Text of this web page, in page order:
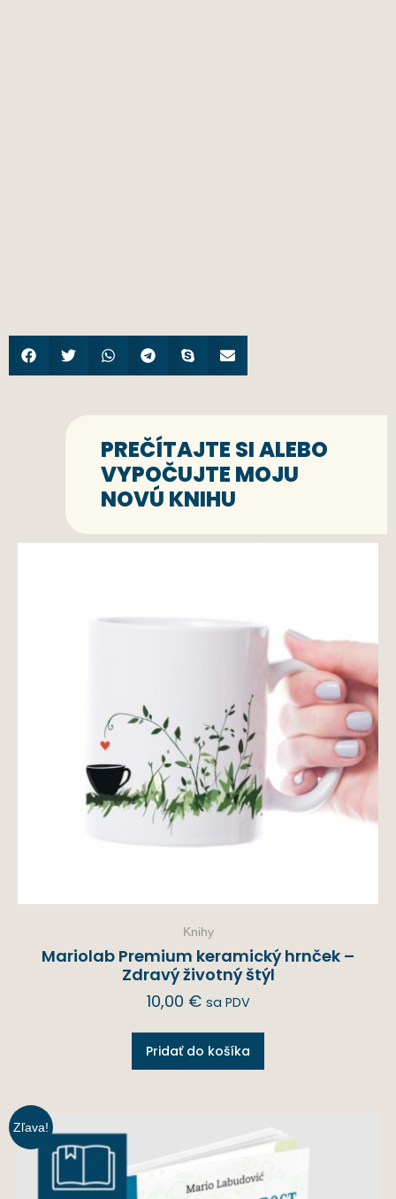
PREČÍTAJTE SI ALEBO
VYPOČUJTE MOJU
NOVÚ KNIHU
Knihy
Mariolab Premium keramický hrnček –
Zdravý životný štýl
10,00 € sa PDV
Pridať do košíka
Zľava!